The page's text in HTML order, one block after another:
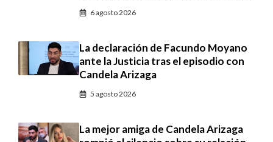
6 agosto 2026
La declaración de Facundo Moyano
ante la Justicia tras el episodio con
Candela Arizaga
5 agosto 2026
La mejor amiga de Candela Arizaga